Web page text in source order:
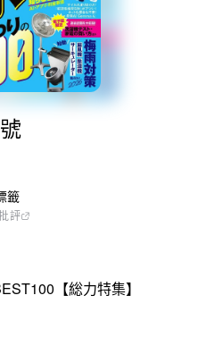
籤
評
【総力特集】